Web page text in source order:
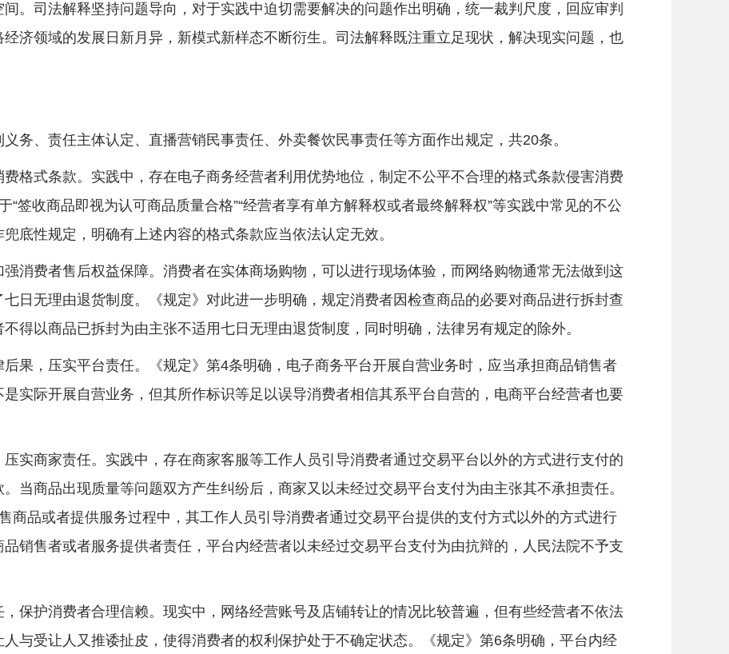
司法解释坚持问题导向，对于实践中迫切需要解决的问题作出明确，统一裁判尺度，回应审判
济领域的发展日新月异，新模式新样态不断衍生。司法解释既注重立足现状，解决现实问题，也
、责任主体认定、直播营销民事责任、外卖餐饮民事责任等方面作出规定，共20条。
式条款。实践中，存在电子商务经营者利用优势地位，制定不公平不合理的格式条款侵害消费
“签收商品即视为认可商品质量合格”“经营者享有单方解释权或者最终解释权”等实践中常见的不公
底性规定，明确有上述内容的格式条款应当依法认定无效。
费者售后权益保障。消费者在实体商场购物，可以进行现场体验，而网络购物通常无法做到这
日无理由退货制度。《规定》对此进一步明确，规定消费者因检查商品的必要对商品进行拆封查
得以商品已拆封为由主张不适用七日无理由退货制度，同时明确，法律另有规定的除外。
，压实平台责任。《规定》第4条明确，电子商务平台开展自营业务时，应当承担商品销售者
实际开展自营业务，但其所作标识等足以误导消费者相信其系平台自营的，电商平台经营者也要
商家责任。实践中，存在商家客服等工作人员引导消费者通过交易平台以外的方式进行支付的
当商品出现质量等问题双方产生纠纷后，商家又以未经过交易平台支付为由主张其不承担责任。
商品或者提供服务过程中，其工作人员引导消费者通过交易平台提供的支付方式以外的方式进行
销售者或者服务提供者责任，平台内经营者以未经过交易平台支付为由抗辩的，人民法院不予支
护消费者合理信赖。现实中，网络经营账号及店铺转让的情况比较普遍，但有些经营者不依法
与受让人又推诿扯皮，使得消费者的权利保护处于不确定状态。《规定》第6条明确，平台内经